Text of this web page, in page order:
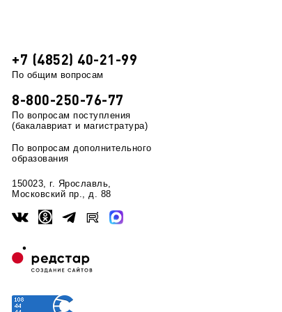
+7 (4852) 40-21-99
По общим вопросам
8-800-250-76-77
По вопросам поступления
(бакалавриат и магистратура)
По вопросам дополнительного
образования
150023, г. Ярославль,
Московский пр., д. 88